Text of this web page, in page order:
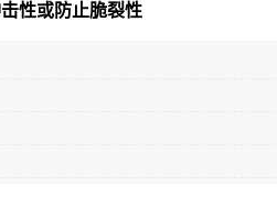
性或防止脆裂性